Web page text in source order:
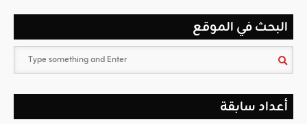
البحث في الموقع
أعداد سابقة